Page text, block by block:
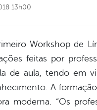
13h00
Workshop de
feitas por
de aula, tendo em
A
moderna. “Os